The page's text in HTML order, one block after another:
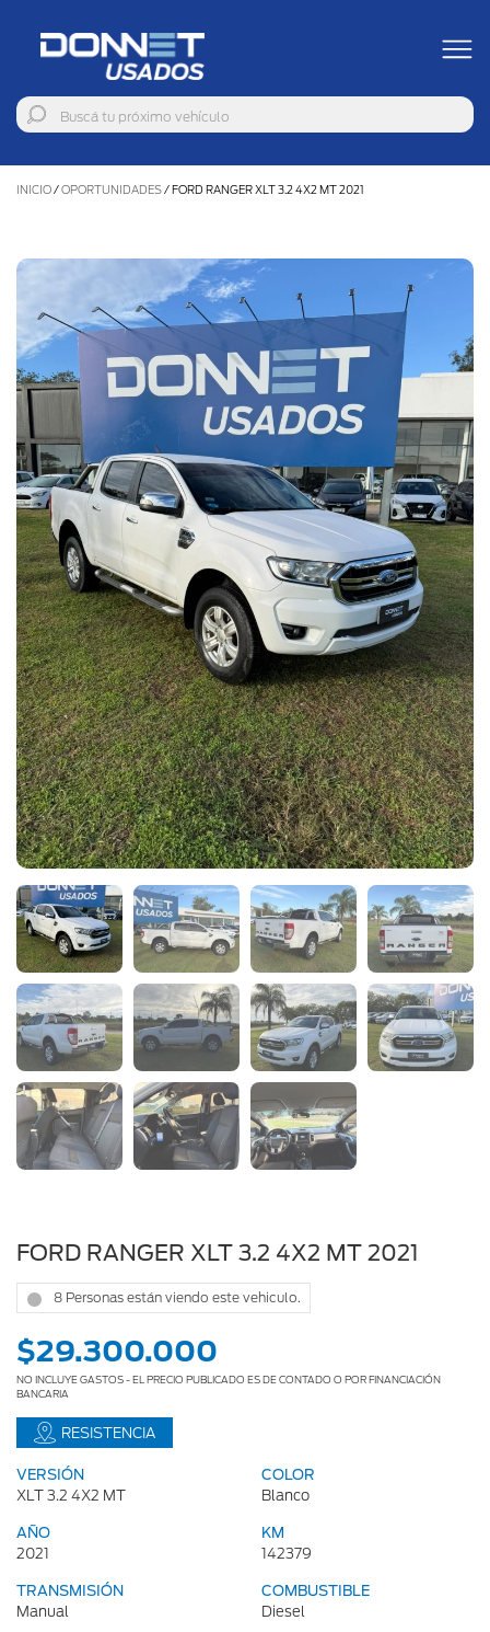
INICIO/OPORTUNIDADES/FORD RANGER XLT 3.2 4X2 MT 2021
FORD RANGER XLT 3.2 4X2 MT 2021
8 Personas están viendo este vehiculo.
$29.300.000
NO INCLUYE GASTOS - EL PRECIO PUBLICADO ES DE CONTADO O POR FINANCIACIÓN
BANCARIA
RESISTENCIA
VERSIÓN
XLT 3.2 4X2 MT
COLOR
Blanco
AÑO
2021
KM
142379
TRANSMISIÓN
Manual
COMBUSTIBLE
Diesel